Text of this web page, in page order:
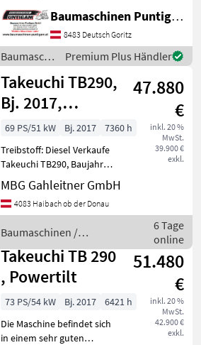
Referenznummer: 15533
Baumaschinen Puntigam
GmbH Unser Spezialgebiet:
Ankauf - Verkauf - Vermi
Baumaschinen Puntigam GmbH
8483 Deutsch Goritz
Baumaschinen
/ Takeuchi
Premium Plus Händler
Takeuchi TB290,
Bj. 2017,
Powertilt
47.880
€
inkl. 20 %
MwSt.
39.900 €
exkl.
69 PS/51 kW Bj. 2017
7360 h
Treibstoff: Diesel Verkaufe
Takeuchi TB290, Baujahr
2017, 7500 Betriebstd.,
Gummiketten gut,
Humuslöffel, Tieflöffel,
einsatzbereit Baumas
MBG Gahleitner GmbH
4083 Haibach ob der Donau
Baumaschinen /
Takeuchi
6 Tage
online
Takeuchi TB 290
, Powertilt
51.480
€
inkl. 20 %
MwSt.
42.900 €
exkl.
73 PS/54 kW Bj. 2017
6421 h
Die Maschine befindet sich
in einem sehr guten